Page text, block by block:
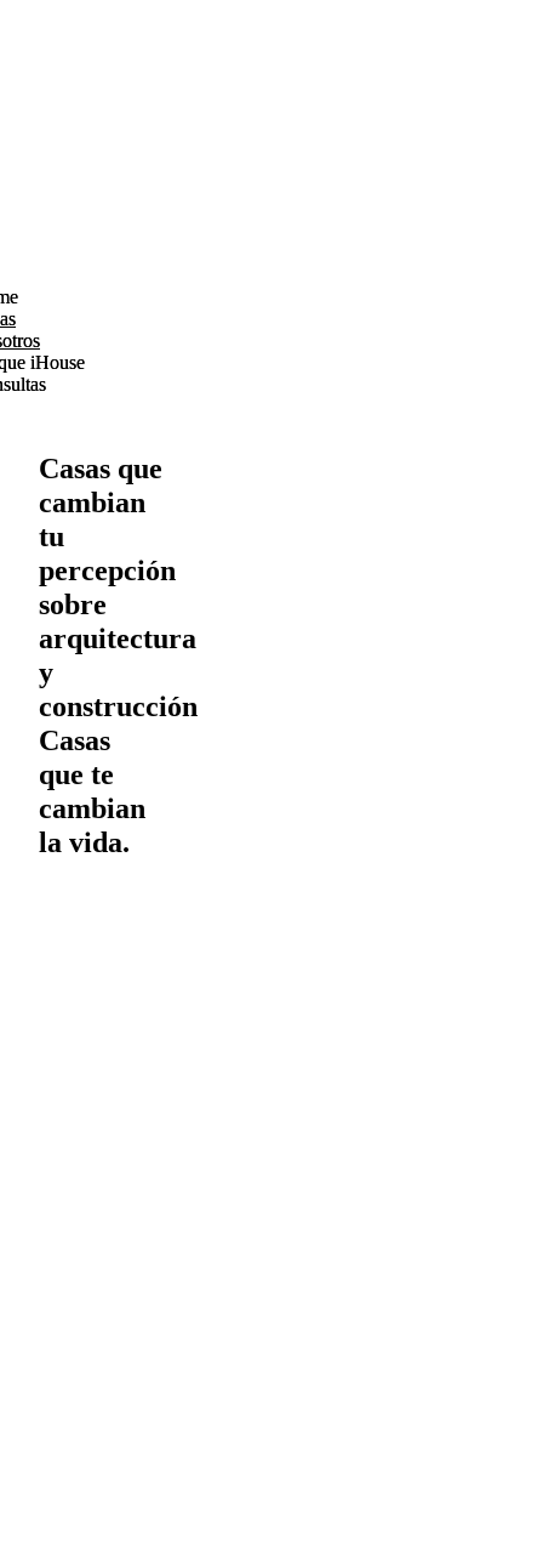
iHouse
iHouse
Casas que
cambian
tu
percepción
sobre
arquitectura
y
construcción
Casas
que te
cambian
la vida.